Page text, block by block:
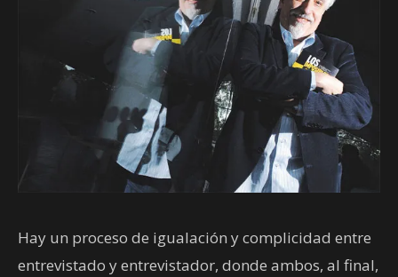
Hay un proceso de igualación y complicidad entre
entrevistado y entrevistador, donde ambos, al final,